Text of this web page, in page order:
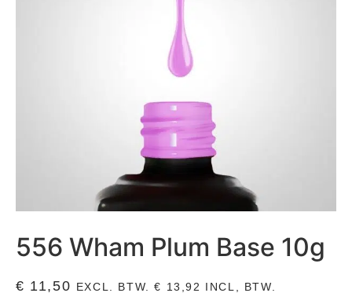
556 Wham Plum Base 10g
€ 11,50 EXCL. BTW.€ 13,92 INCL, BTW.